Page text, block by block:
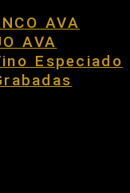
AVA
AVA
Especiado